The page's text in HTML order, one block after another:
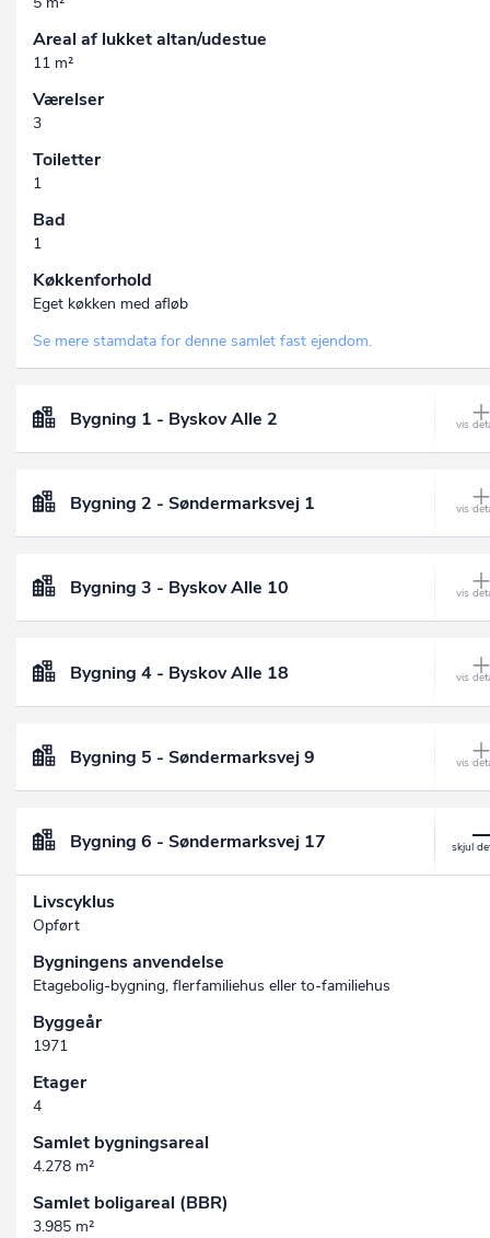
Areal af lukket altan/udestue
11 m²
Værelser
3
Toiletter
1
Bad
1
Køkkenforhold
Eget køkken med afløb
Se mere stamdata for denne samlet fast ejendom.
Bygning 1 - Byskov Alle 2
Bygning 2 - Søndermarksvej 1
Bygning 3 - Byskov Alle 10
Bygning 4 - Byskov Alle 18
Bygning 5 - Søndermarksvej 9
Bygning 6 - Søndermarksvej 17
Livscyklus
Opført
Bygningens anvendelse
Etagebolig-bygning, flerfamiliehus eller to-familiehus
Byggeår
1971
Etager
4
Samlet bygningsareal
4.278 m²
Samlet boligareal (BBR)
3.985 m²